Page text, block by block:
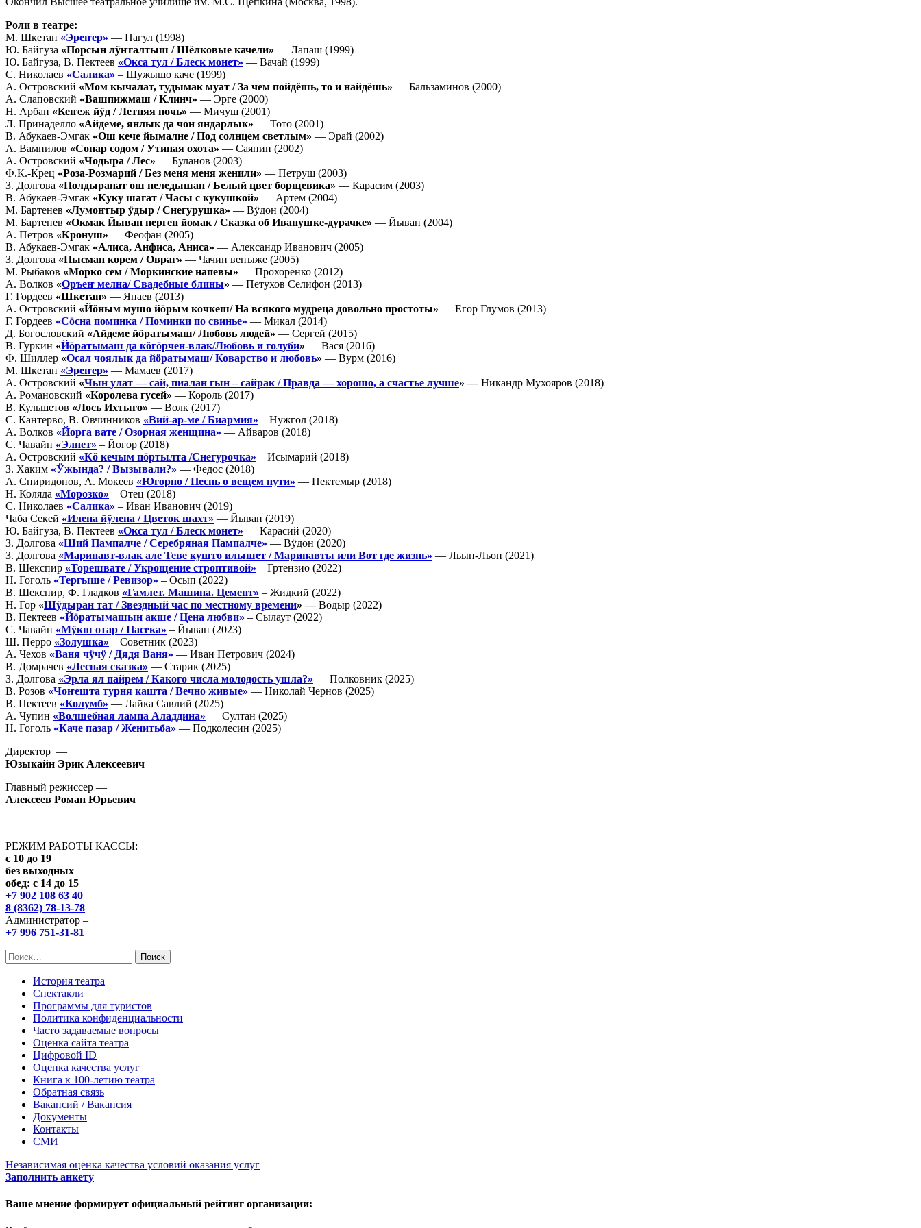
Роли в театре:
М. Шкетан «Эреҥер» — Пагул (1998)
Ю. Байгуза «Порсын лӱҥгалтыш / Шёлковые качели» — Лапаш (1999)
Ю. Байгуза, В. Пектеев «Окса тул / Блеск монет» — Вачай (1999)
С. Николаев «Салика» – Шужышо каче (1999)
А. Островский «Мом кычалат, тудымак муат / За чем пойдёшь, то и найдёшь» — Бальзаминов (2000)
А. Слаповский «Вашпижмаш / Клинч» — Эрге (2000)
Н. Арбан «Кеҥеж йӱд / Летняя ночь» — Мичуш (2001)
Л. Принаделло «Айдеме, янлык да чон яндарлык» — Тото (2001)
В. Абукаев-Эмгак «Ош кече йымалне / Под солнцем светлым» — Эрай (2002)
А. Вампилов «Сонар содом / Утиная охота» — Саяпин (2002)
А. Островский «Чодыра / Лес» — Буланов (2003)
Ф.К.-Крец «Роза-Розмарий / Без меня меня женили» — Петруш (2003)
З. Долгова «Полдыранат ош пеледышан / Белый цвет борщевика» — Карасим (2003)
В. Абукаев-Эмгак «Куку шагат / Часы с кукушкой» — Артем (2004)
М. Бартенев «Лумоҥгыр ӱдыр / Снегурушка» — Вӱдон (2004)
М. Бартенев «Окмак Йыван нерген йомак / Сказка об Иванушке-дурачке» — Йыван (2004)
А. Петров «Кронуш» — Феофан (2005)
В. Абукаев-Эмгак «Алиса, Анфиса, Аниса» — Александр Иванович (2005)
З. Долгова «Пысман корем / Овраг» — Чачин веҥыже (2005)
М. Рыбаков «Морко сем / Моркинские напевы» — Прохоренко (2012)
А. Волков «Оръеҥ мелна/ Свадебные блины» — Петухов Селифон (2013)
Г. Гордеев «Шкетан» — Янаев (2013)
А. Островский «Йӧным мушо йӧрым кочкеш/ На всякого мудреца довольно простоты» — Егор Глумов (2013)
Г. Гордеев «Сӧсна поминка / Поминки по свинье» — Микал (2014)
Д. Богословский «Айдеме йӧратымаш/ Любовь людей» — Сергей (2015)
В. Гуркин «Йӧратымаш да кӧгӧрчен-влак/Любовь и голуби» — Вася (2016)
Ф. Шиллер «Осал чоялык да йӧратымаш/ Коварство и любовь» — Вурм (2016)
М. Шкетан «Эреҥер» — Мамаев (2017)
А. Островский «Чын улат — сай, пиалан гын – сайрак / Правда — хорошо, а счастье лучше» —Никандр Мухояров (2018)
А. Романовский «Королева гусей» — Король (2017)
В. Кульшетов «Лось Ихтыго» — Волк (2017)
С. Кантерво, В. Овчинников «Вий-ар-ме / Биармия» – Нужгол (2018)
А. Волков «Йорга вате / Озорная женщина» — Айваров (2018)
С. Чавайн «Элнет» – Йогор (2018)
А. Островский «Кӧ кечым пӧртылта /Снегурочка» – Исымарий (2018)
З. Хаким «Ӱжында? / Вызывали?» — Федос (2018)
А. Спиридонов, А. Мокеев «Югорно / Песнь о вещем пути» — Пектемыр (2018)
Н. Коляда «Морозко» – Отец (2018)
С. Николаев «Салика» – Иван Иванович (2019)
Чаба Секей «Илена йӱлена / Цветок шахт» — Йыван (2019)
Ю. Байгуза, В. Пектеев «Окса тул / Блеск монет» — Карасий (2020)
З. Долгова «Ший Пампалче / Серебряная Пампалче» — Вӱдон (2020)
З. Долгова «Маринавт-влак але Теве кушто илышет / Маринавты или Вот где жизнь» — Льып-Льоп (2021)
В. Шекспир «Торешвате / Укрощение строптивой» – Гртензио (2022)
Н. Гоголь «Тергыше / Ревизор» – Осып (2022)
В. Шекспир, Ф. Гладков «Гамлет. Машина. Цемент» – Жидкий (2022)
Н. Гор «Шӱдыран тат / Звездный час по местному времени» —Вӧдыр (2022)
В. Пектеев «Йӧратымашын акше / Цена любви» – Сылаут (2022)
С. Чавайн «Мӱкш отар / Пасека» – Йыван (2023)
Ш. Перро «Золушка» – Советник (2023)
А. Чехов «Ваня чӱчӱ / Дядя Ваня» — Иван Петрович (2024)
В. Домрачев «Лесная сказка» — Старик (2025)
З. Долгова «Эрла ял пайрем / Какого числа молодость ушла?» — Полковник (2025)
В. Розов «Чоҥешта турня кашта / Вечно живые» — Николай Чернов (2025)
В. Пектеев «Колумб» — Лайка Савлий (2025)
А. Чупин «Волшебная лампа Аладдина» — Султан (2025)
Н. Гоголь «Каче пазар / Женитьба» — Подколесин (2025)
Директор —
Юзыкайн Эрик Алексеевич
Главный режиссер —
Алексеев Роман Юрьевич
РЕЖИМ РАБОТЫ КАССЫ:
с 10 до 19
без выходных
обед: с 14 до 15
+7 902 108 63 40
8 (8362) 78-13-78
Администратор –
+7 996 751-31-81
Найти:
История театра
Спектакли
Программы для туристов
Политика конфиденциальности
Часто задаваемые вопросы
Оценка сайта театра
Цифровой ID
Оценка качества услуг
Книга к 100-летию театра
Обратная связь
Вакансий / Вакансия
Документы
Контакты
СМИ
Независимая оценка качества условий оказания услуг
Заполнить анкету
Ваше мнение формирует официальный рейтинг организации: